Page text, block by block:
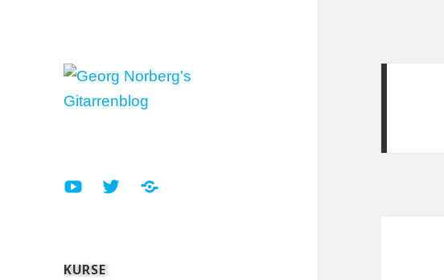
YouTubeTwitterSoundCloud
KURSE